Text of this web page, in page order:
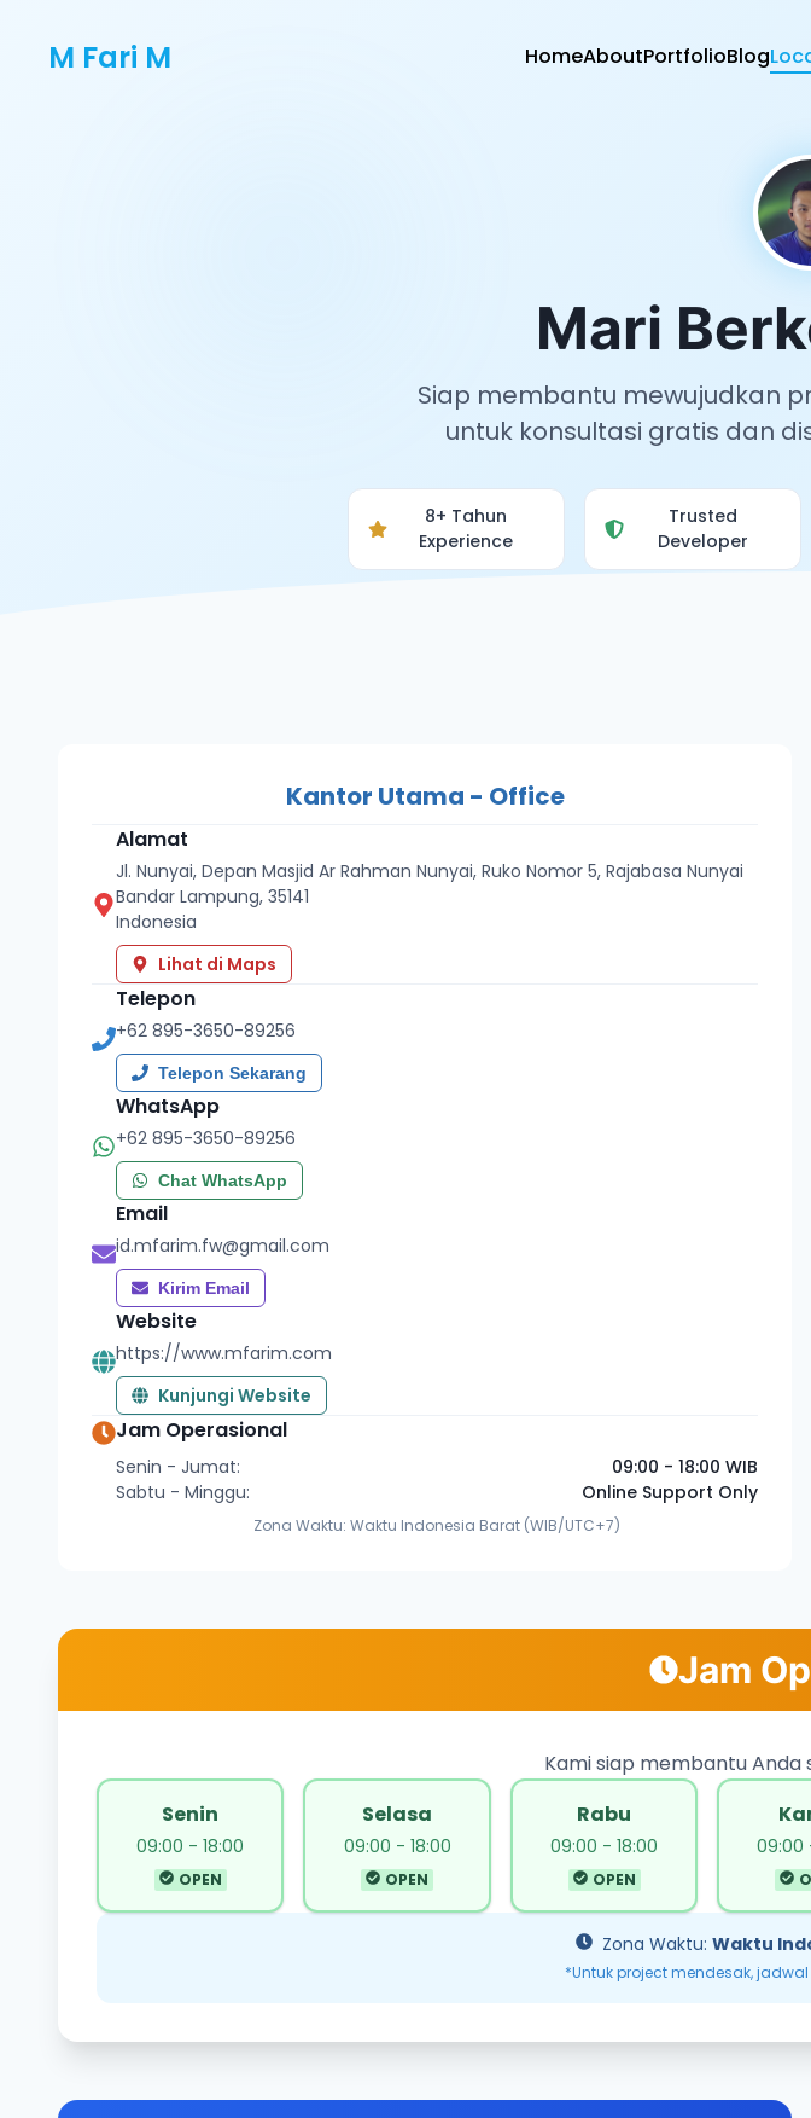
M Fari M HomeAboutPortfolioBlog
Mari
Siap membantu mewujudkan
untuk konsultasi gratis dan
8+ Tahun
Experience
Trusted
Developer
Kantor Utama - Office
Alamat
Jl. Nunyai, Depan Masjid Ar Rahman Nunyai, Ruko Nomor 5, Rajabasa Nunyai
Bandar Lampung, 35141
Indonesia
Lihat di Maps
Telepon
+62 895-3650-89256
Telepon Sekarang
WhatsApp
+62 895-3650-89256
Chat WhatsApp
Email
id.mfarim.fw@gmail.com
Kirim Email
Website
https://www.mfarim.com
Kunjungi Website
Jam Operasional
Senin - Jumat:
09:00 - 18:00 WIB
Sabtu - Minggu:
Online Support Only
Zona Waktu: Waktu Indonesia Barat (WIB/UTC+7)
Jam
Kami siap membantu Anda
Senin
09:00 - 18:00
OPEN
Selasa
09:00 - 18:00
OPEN
Rabu
09:00 - 18:00
OPEN
09:00
Zona Waktu: Waktu
*Untuk project mendesak,